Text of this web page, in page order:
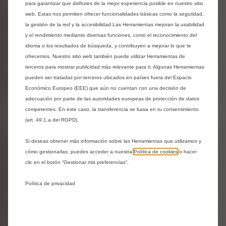
93,67€
Price
is
93,67
€
-
+
Quantity
updated
to:
1
Añadir a la cesta
para garantizar que disfrutes de la mejor experiencia posible en nuestro sitio
web. Estas nos permiten ofrecer funcionalidades básicas como la seguridad,
la gestión de la red y la accesibilidad.Las Herramientas mejoran la usabilidad
y el rendimiento mediante diversas funciones, como el reconocimiento del
idioma o los resultados de búsqueda, y contribuyen a mejorar lo que te
ofrecemos. Nuestro sitio web también puede utilizar Herramientas de
terceros para mostrar publicidad más relevante para ti. Algunas Herramientas
pueden ser tratadas por terceros ubicados en países fuera del Espacio
Económico Europeo (EEE) que aún no cuentan con una decisión de
adecuación por parte de las autoridades europeas de protección de datos
competentes. En este caso, la transferencia se basa en tu consentimiento
(art. 49.1.a del RGPD).
Si deseas obtener más información sobre las Herramientas que utilizamos y
cómo gestionarlas, puedes acceder a nuestra Política de cookies o hacer
clic en el botón “Gestionar mis preferencias”.
Política de privacidad